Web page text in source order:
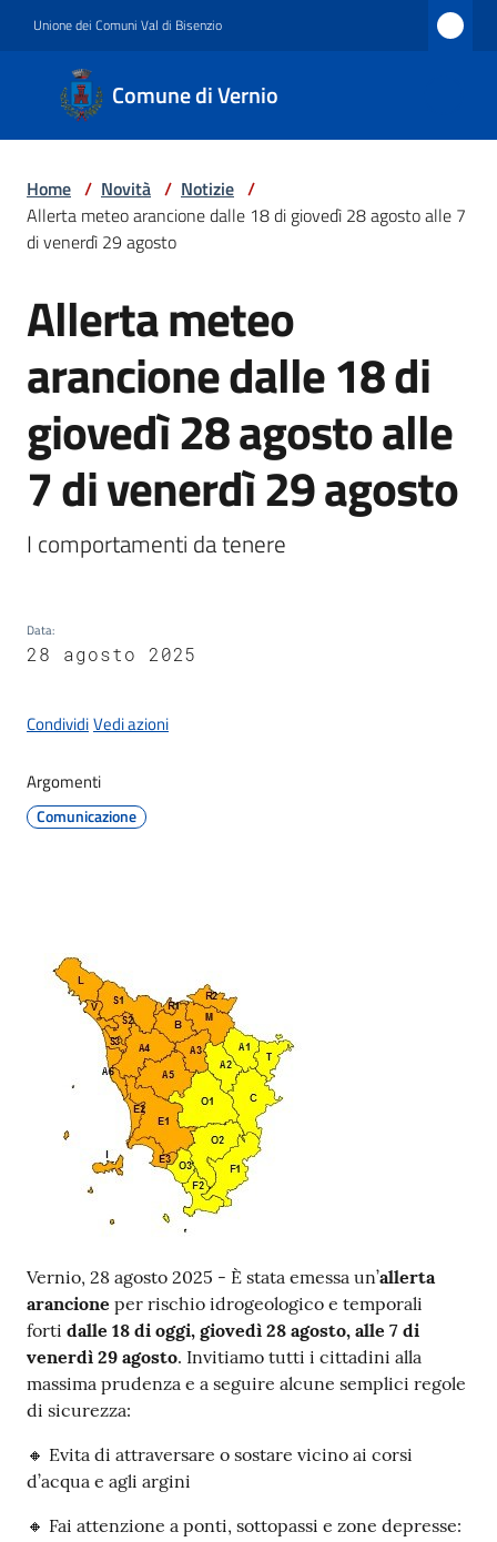
Unione dei Comuni Val di Bisenzio
Comune di Vernio
Comune
di
Vernio
Amministrazione
Novità
Servizi
Documenti
e
dati
su
Home / Novità / Notizie /
Allerta meteo arancione dalle 18 di giovedì 28 agosto alle 7
di venerdì 29 agosto
Salta al contenuto
Allerta meteo
arancione dalle 18 di
giovedì 28 agosto alle
7 di venerdì 29 agosto
I comportamenti da tenere
Data:
28 agosto 2025
CondividiVedi azioni
Argomenti
Comunicazione
Contenuto
Vernio, 28 agosto 2025 - È stata emessa un’allerta
arancione per rischio idrogeologico e temporali
forti dalle 18 di oggi, giovedì 28 agosto, alle 7 di
venerdì 29 agosto. Invitiamo tutti i cittadini alla
massima prudenza e a seguire alcune semplici regole
di sicurezza:
🔸 Evita di attraversare o sostare vicino ai corsi
d’acqua e agli argini
🔸 Fai attenzione a ponti, sottopassi e zone depresse: